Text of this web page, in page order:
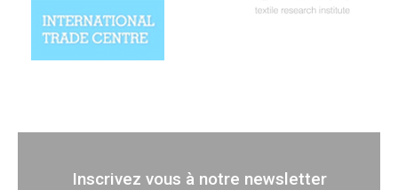
Inscrivez vous à notre newsletter